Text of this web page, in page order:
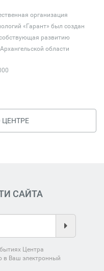
организация
«Гарант» был создан
развитию
области
САЙТА
Центра
в Ваш электронный